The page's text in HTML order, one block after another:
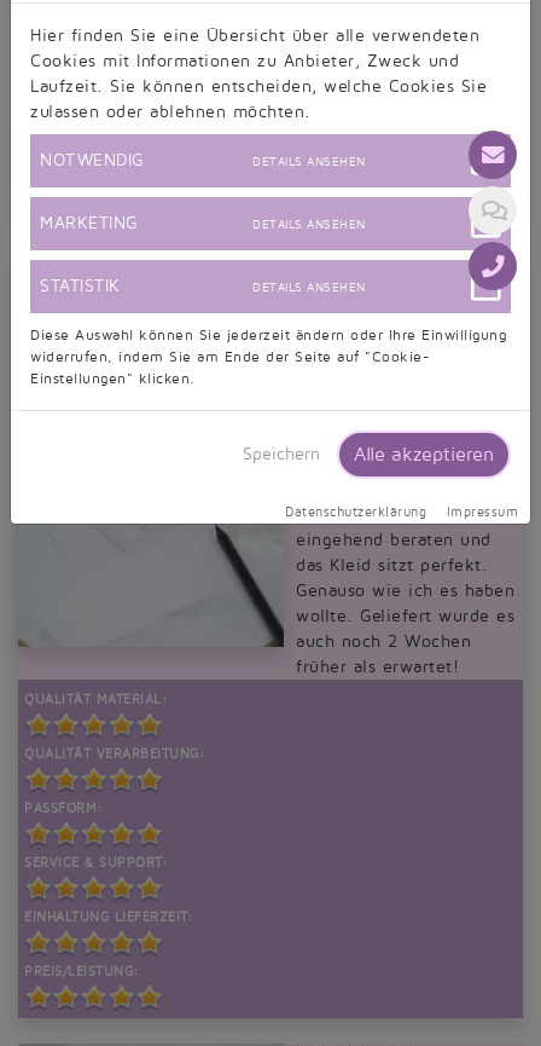
SERVICE & SUPPORT:
EINHALTUNG LIEFERZEIT:
Bewertung zu
Wunschbrautkleid
Sonntag, 27.05.2018,
10:50
Wunschbrautkleid auf
Basis eines Fotos
angefertigt und ich bin
Bestellung wurde ich
eingehend beraten und
das Kleid sitzt perfekt.
Genauso wie ich es haben
wollte. Geliefert wurde es
auch noch 2 Wochen
früher als erwartet!
QUALITÄT MATERIAL:
QUALITÄT VERARBEITUNG:
PASSFORM:
SERVICE & SUPPORT:
EINHALTUNG LIEFERZEIT:
PREIS/LEISTUNG:
Hier finden Sie eine Übersicht über alle verwendeten
Cookies mit Informationen zu Anbieter, Zweck und
Laufzeit. Sie können entscheiden, welche Cookies Sie
zulassen oder ablehnen möchten.
NOTWENDIG DETAILS ANSEHEN
MARKETING DETAILS ANSEHEN
STATISTIK DETAILS ANSEHEN
Diese Auswahl können Sie jederzeit ändern oder Ihre Einwilligung
widerrufen, indem Sie am Ende der Seite auf "Cookie-
Einstellungen" klicken.
Speichern Alle akzeptieren
Datenschutzerklärung Impressum